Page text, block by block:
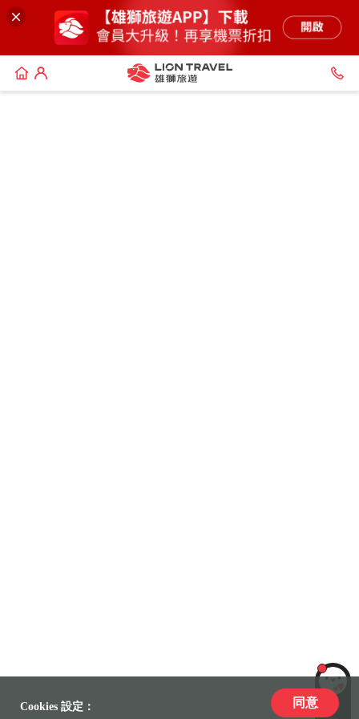
LiLi
Cookies 設定： 同意